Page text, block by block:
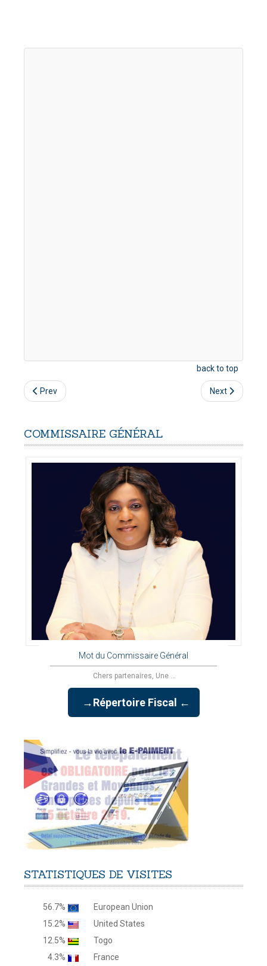
back to top
Prev Next
COMMISSAIRE GÉNÉRAL
Mot du Commissaire Général
Chers partenaires, Une ...
→Répertoire Fiscal ←
STATISTIQUES DE VISITES
56.7%
European Union
15.2%
United States
12.5%
Togo
4.3%
France